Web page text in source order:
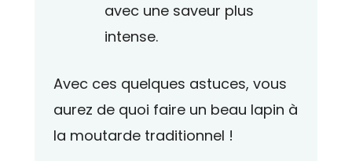
avec une saveur plus
intense.
Avec ces quelques astuces, vous
aurez de quoi faire un beau lapin à
la moutarde traditionnel !